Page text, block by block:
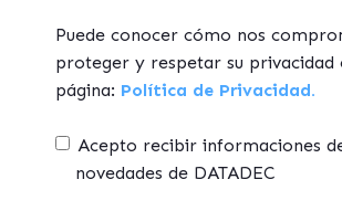
Puede conocer cómo nos
proteger y respetar su privacidad
página: Política de Privacidad.
Acepto recibir informaciones
novedades de DATADEC